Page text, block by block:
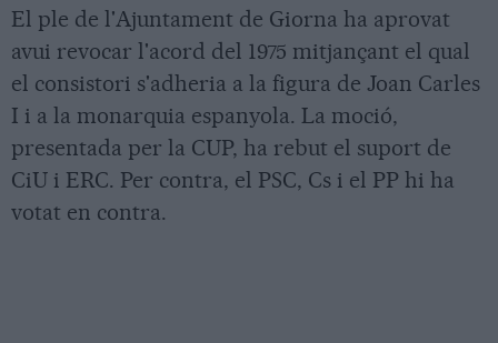
El ple de l'Ajuntament de Giorna ha aprovat
avui revocar l'acord del 1975 mitjançant el qual
el consistori s'adheria a la figura de Joan Carles
I i a la monarquia espanyola. La moció,
presentada per la CUP, ha rebut el suport de
CiU i ERC. Per contra, el PSC, Cs i el PP hi ha
votat en contra.